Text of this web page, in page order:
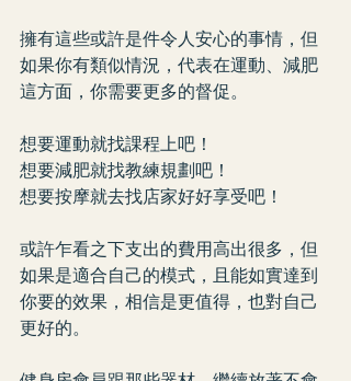
擁有這些或許是件令人安心的事情，但
如果你有類似情況，代表在運動、減肥
這方面，你需要更多的督促。
想要運動就找課程上吧！
想要減肥就找教練規劃吧！
想要按摩就去找店家好好享受吧！
或許乍看之下支出的費用高出很多，但
如果是適合自己的模式，且能如實達到
你要的效果，相信是更值得，也對自己
更好的。